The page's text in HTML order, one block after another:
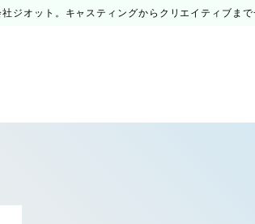
ジオット。キャスティングからクリエイティブま